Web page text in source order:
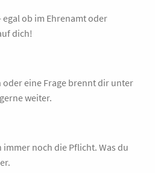
egal ob im Ehrenamt oder
dich!
oder eine Frage brennt dir unter
weiter.
noch die Pflicht. Was du